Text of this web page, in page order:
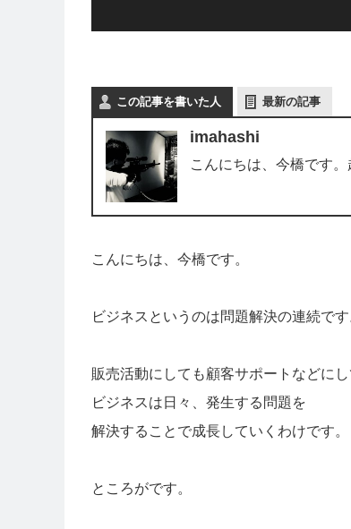
この記事を書いた人 最新の記事
imahashi
こんにちは、今橋です
こんにちは、今橋です。
ビジネスというのは問題解決の連続です
販売活動にしても顧客サポートなどにし
ビジネスは日々、発生する問題を
解決することで成長していくわけです。
ところがです。